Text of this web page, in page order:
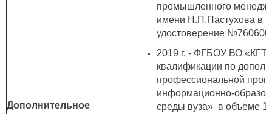
Дополнительное
промышленного
имени Н.П.Пастухова в
удостоверение
2019 г. - ФГБОУ ВО «
квалификации по
профессиональной
информационно-
среды вуза» в объеме